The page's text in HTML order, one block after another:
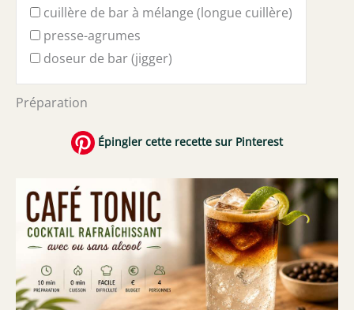
cuillère de bar à mélange (longue cuillère)
presse-agrumes
doseur de bar (jigger)
Préparation
Épingler cette recette sur Pinterest